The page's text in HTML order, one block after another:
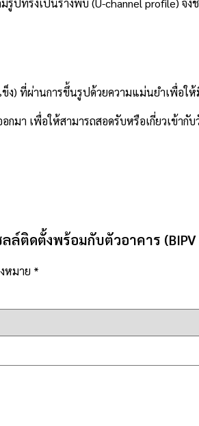
ง) ที่ผ่านการขึ้นรูปด้วยความแม่นยำเพื่อใ
มา เพื่อให้สามารถสอดรับหรือเกี่ยวเข้ากั
ดตั้งพร้อมกับตัวอาคาร (BIPV
หมาย *